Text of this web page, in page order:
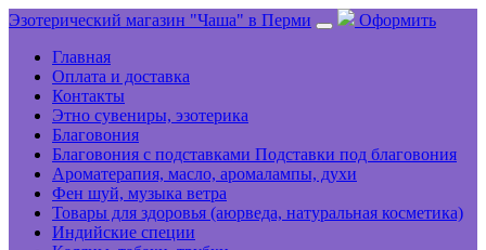
Эзотерический магазин "Чаша" в Перми
Оформить
Главная
Оплата и доставка
Контакты
Этно сувениры, эзотерика
Благовония
Благовония с подставками Подставки под благовония
Ароматерапия, масло, аромалампы, духи
Фен шуй, музыка ветра
Товары для здоровья (аюрведа, натуральная косметика)
Индийские специи